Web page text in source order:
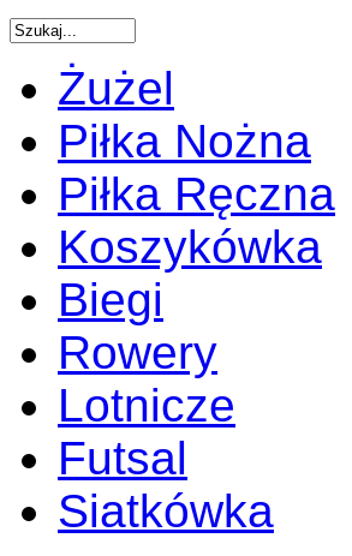
Żużel
Piłka Nożna
Piłka Ręczna
Koszykówka
Biegi
Rowery
Lotnicze
Futsal
Siatkówka